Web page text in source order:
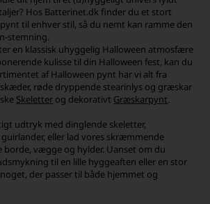
Hos Batterinet.dk finder du et stort
til enhver stil, så du nemt kan ramme den
stemning.
en klassisk uhyggelig Halloween atmosfære
kulisse til din Halloween fest, kan du
af Halloween pynt har vi alt fra
røde dryppende stearinlys og græskar
Skeletter og dekorativt Græskarpynt.
udtryk med dinglende skeletter,
eller lad vores skræmmende
borde, vægge og hylder. Uanset om du
til en lille hyggeaften eller en stor
der passer til både hjemmet og